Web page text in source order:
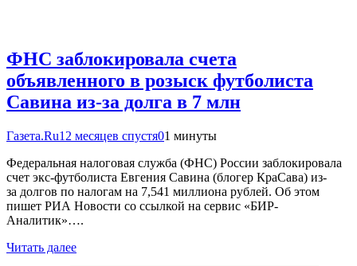
ФНС заблокировала счета
объявленного в розыск футболиста
Савина из-за долга в 7 млн
Газета.Ru12 месяцев спустя01 минуты
Федеральная налоговая служба (ФНС) России заблокировала
счет экс-футболиста Евгения Савина (блогер КраСава) из-
за долгов по налогам на 7,541 миллиона рублей. Об этом
пишет РИА Новости со ссылкой на сервис «БИР-
Аналитик»….
Читать далее